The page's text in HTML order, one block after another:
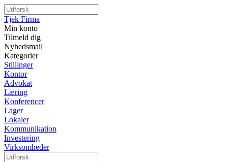
Tjek Firma
Min konto
Tilmeld dig
Nyhedsmail
Kategorier
Stillinger
Kontor
Advokat
Læring
Konferencer
Lager
Lokaler
Kommunikation
Investering
Virksomheder